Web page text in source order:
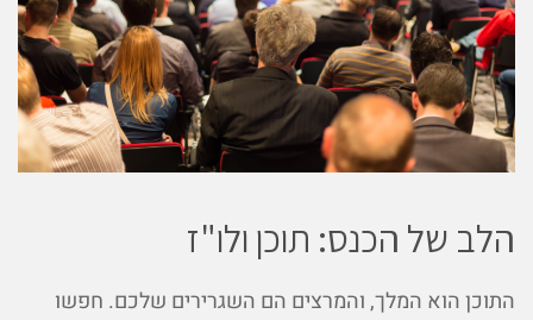
הלב של הכנס: תוכן ולו"ז
התוכן הוא המלך, והמרצים הם השגרירים שלכם. חפשו